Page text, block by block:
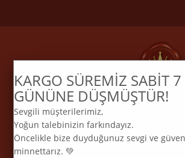
KARGO VE SİPARİŞTAKİP
ELMAS MOZAİK TABLO & DIAMOND
2015
TEL:0 850 969 33 74 EMAİL:
KARGO SÜREMİZ SABİT 7
GÜNÜNE DÜŞMÜŞTÜR!
Sevgili müşterilerimiz,
Yoğun talebinizin farkındayız.
Öncelikle bize duyduğunuz sevgi ve
minnettarız. 💚